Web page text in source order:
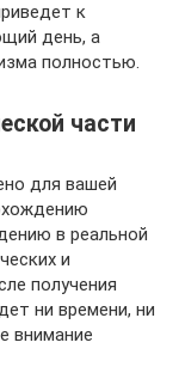
к
день, а
полностью.
части
для вашей
в реальной
и
получения
ни времени, ни
внимание